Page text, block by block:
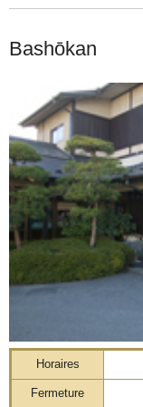
Bashōkan
Horaires
Fermeture